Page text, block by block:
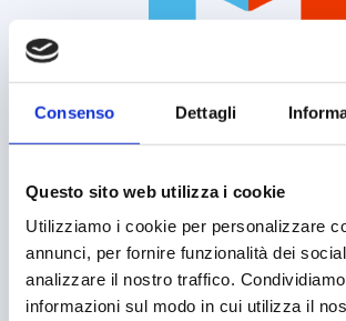
Consenso Dettagli
Questo sito web utilizza i cookie
Utilizziamo i cookie per personalizzare
annunci, per fornire funzionalità dei
analizzare il nostro traffico.
informazioni sul modo in cui utilizza il
Alternativa alla
Entra con me in Cooperativa e
lavorare meglio
SCOPRI DI PIÙ